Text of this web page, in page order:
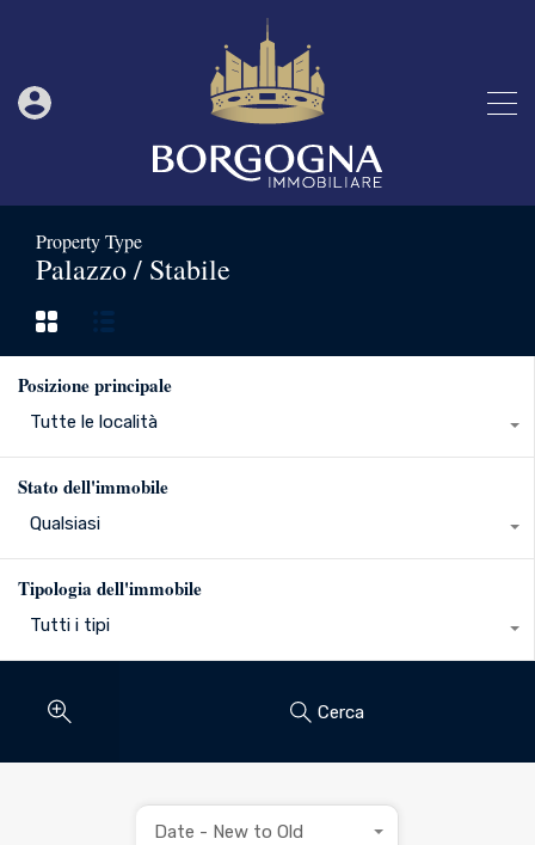
Property Type
Palazzo / Stabile
Posizione principale
Tutte le località
Stato dell'immobile
Qualsiasi
Tipologia dell'immobile
Tutti i tipi
Cerca
Date - New to Old